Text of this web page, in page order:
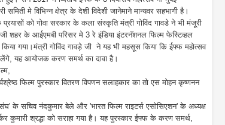
मे विभिन्न क्षेत्र के देशी विदेशी जानेमाने मान्यवर सहभागी है।
को गोवा सरकार के कला संस्कृति मंत्री गोविंद गावडे ने भी मंजूरी
के आईएमबी परिसर मे 3 रे इंडिया इंटरनॅशनल फिल्म फेस्टिव्हल
गया।मंत्री गोविंद गावड़े जी ने यह भी महसूस किया कि ईफ्फ महोत्सव
यह आयोजक करण समर्थ का दावा है।
फिल्म पुरस्कार वितरण विपणन सलाहकार का तो एस मोहन कृष्णनन
संघ' के सचिव नंदकुमार बेले और 'भारत फिल्म राइटर्स एसोसिएशन' के अध्यक्ष
कुमारी श्रद्धा को सराहा गया है। यह पुरस्कार ईफ्फ के करण समर्थ,